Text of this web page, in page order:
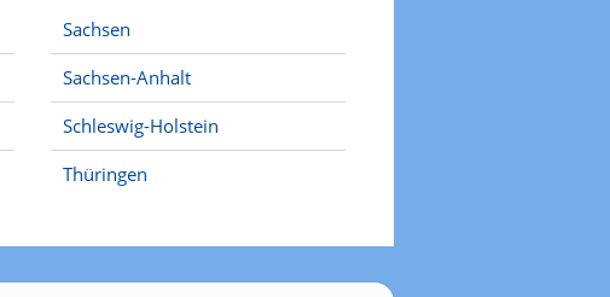
Sachsen
Sachsen-Anhalt
Schleswig-Holstein
Thüringen